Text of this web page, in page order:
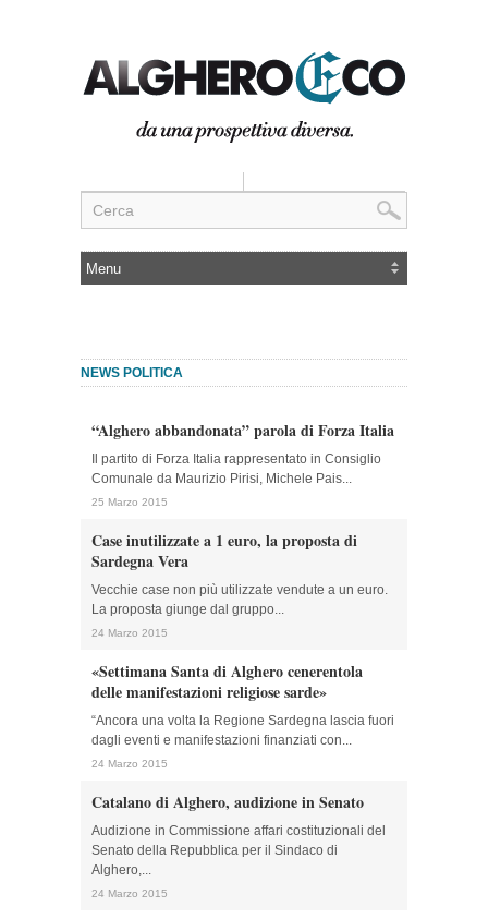
NEWS POLITICA
“Alghero abbandonata” parola di Forza Italia
Il partito di Forza Italia rappresentato in Consiglio
Comunale da Maurizio Pirisi, Michele Pais...
25 Marzo 2015
Case inutilizzate a 1 euro, la proposta di
Sardegna Vera
Vecchie case non più utilizzate vendute a un euro.
La proposta giunge dal gruppo...
24 Marzo 2015
«Settimana Santa di Alghero cenerentola
delle manifestazioni religiose sarde»
“Ancora una volta la Regione Sardegna lascia fuori
dagli eventi e manifestazioni finanziati con...
24 Marzo 2015
Catalano di Alghero, audizione in Senato
Audizione in Commissione affari costituzionali del
Senato della Repubblica per il Sindaco di
Alghero,...
24 Marzo 2015